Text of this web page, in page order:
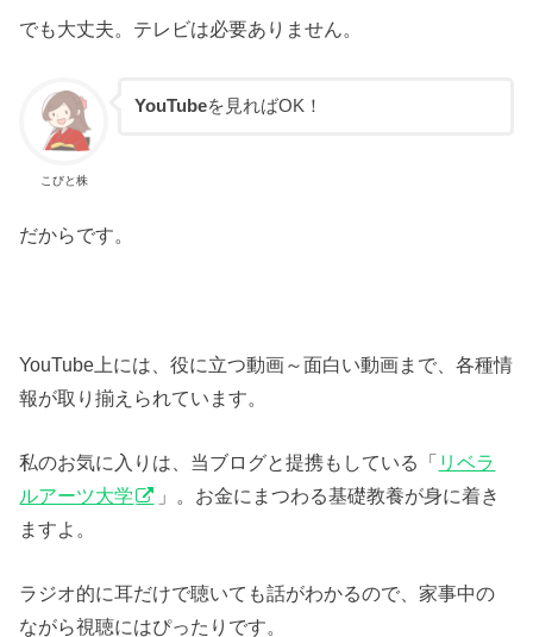
でも大丈夫。テレビは必要ありません。
こびと株
YouTubeを見ればOK！
だからです。
YouTube上には、役に立つ動画～面白い動画まで、各種情
報が取り揃えられています。
私のお気に入りは、当ブログと提携もしている「 リベラ
ルアーツ大学
」。お金にまつわる基礎教養が身に着き
ますよ。
ラジオ的に耳だけで聴いても話がわかるので、家事中の
ながら視聴にはぴったりです。